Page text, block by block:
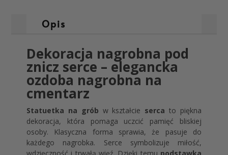
Opis
Dekoracja nagrobna pod
znicz serce – elegancka
ozdoba nagrobna na
cmentarz
Statuetka na grób w kształcie serca to piękna
dekoracja, która pomaga uczcić pamięć bliskiej
osoby. Klasyczna forma sprawia, że pasuje do
każdego nagrobka. Serce symbolizuje miłość,